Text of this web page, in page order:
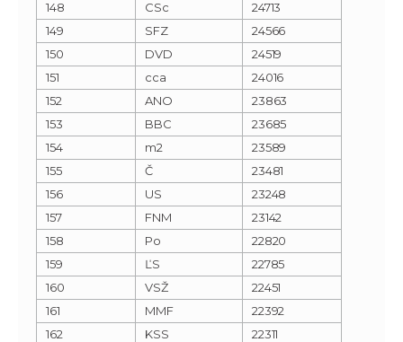
148
CSc
24713
149
SFZ
24566
150
DVD
24519
151
cca
24016
152
ANO
23863
153
BBC
23685
154
m2
23589
155
Č
23481
156
US
23248
157
FNM
23142
158
Po
22820
159
ĽS
22785
160
VSŽ
22451
161
MMF
22392
162
KSS
22311